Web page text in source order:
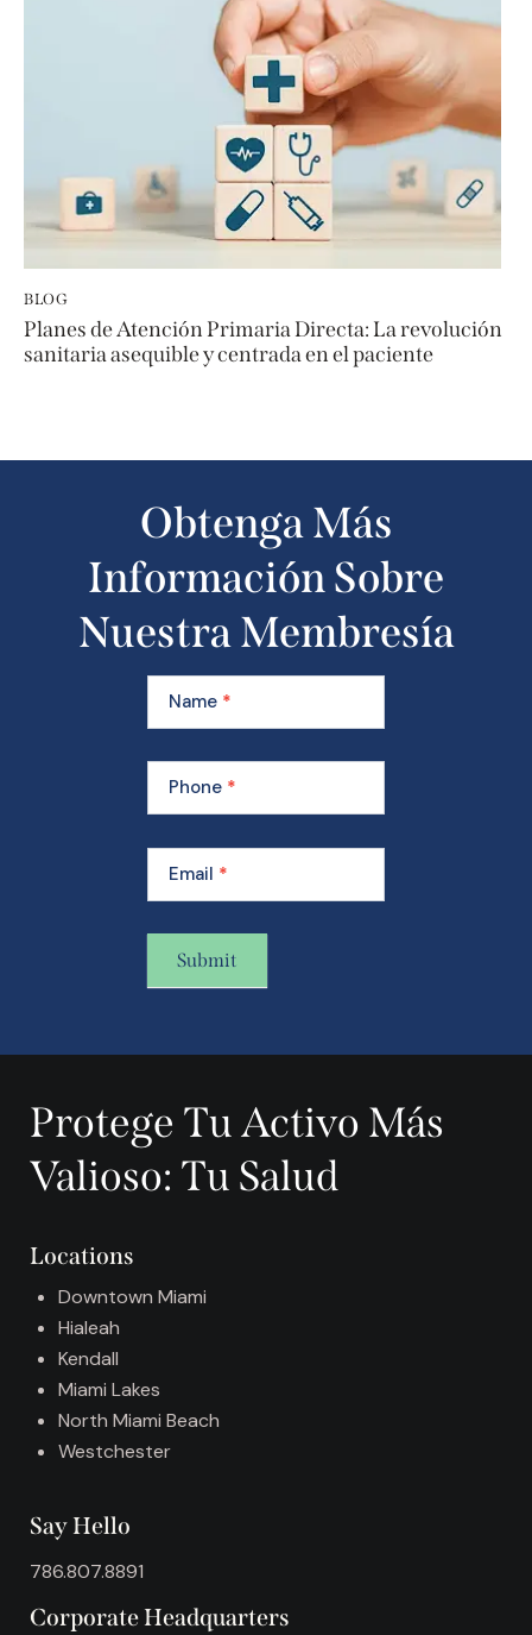
BLOG
Planes de Atención Primaria Directa: La revolución
sanitaria asequible y centrada en el paciente
Obtenga Más
Información Sobre
Nuestra Membresía
Learn
More
About
Our
Membership
Name *
Phone *
Email *
Submit
l
e
r
n
v
Protege Tu Activo Más
Valioso: Tu Salud
Locations
Downtown Miami
Hialeah
Kendall
Miami Lakes
North Miami Beach
Westchester
Say Hello
786.807.8891
Corporate Headquarters